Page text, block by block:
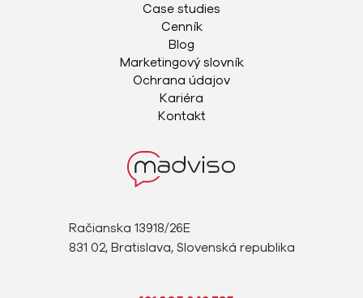
Račianska 13918/26E
831 02, Bratislava, Slovenská republika
Case studies
Cenník
Blog
Marketingový slovník
Ochrana údajov
Kariéra
Kontakt